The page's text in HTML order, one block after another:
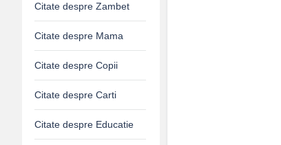
Citate despre Zambet
Citate despre Mama
Citate despre Copii
Citate despre Carti
Citate despre Educatie